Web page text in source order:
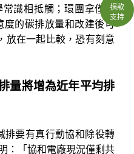
捐款
支持
識相抵觸；環團拿僅剩
度的碳排放量和改建後可
放在一起比較，恐有刻意
量將增為近年平均排
要有真行動協和除役轉
：「協和電廠現況僅剩共